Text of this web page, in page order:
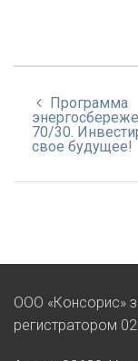
Программа
70/30.
свое будущее!
ООО «Консорис»
регистратором